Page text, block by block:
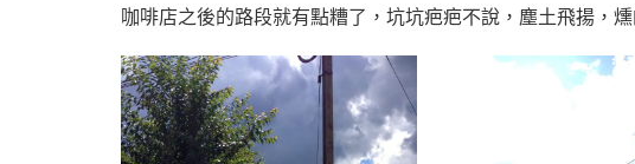
咖啡店之後的路段就有點糟了，坑坑疤疤不說，塵土飛揚，燻